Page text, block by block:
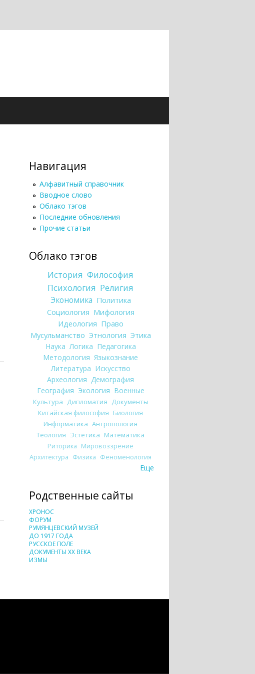
Навигация
Алфавитный справочник
Вводное слово
Облако тэгов
Последние обновления
Прочие статьи
Облако тэгов
История Философия
Психология Религия
Экономика Политика
Социология Мифология
Идеология Право
Мусульманство Этнология Этика
Наука Логика Педагогика
Методология Языкознание
Литература Искусство
Археология Демография
География Экология Военные
Культура Дипломатия Документы
Китайская философия Биология
Информатика Антропология
Теология Эстетика Математика
Риторика Мировоззрение
Архитектура Физика Феноменология
Еще
Родственные сайты
ХРОНОС
ФОРУМ
РУМЯНЦЕВСКИЙ МУЗЕЙ
ДО 1917 ГОДА
РУССКОЕ ПОЛЕ
ДОКУМЕНТЫ XX ВЕКА
ИЗМЫ